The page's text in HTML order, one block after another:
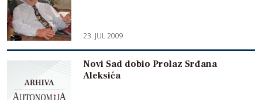
23. JUL 2009
Novi Sad dobio Prolaz Srđana
Aleksića